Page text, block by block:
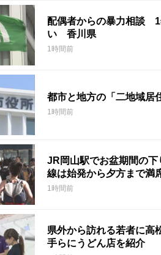
配偶者からの暴力相談
い 香川県
1時間前
都市と地方の「二地域
1時間前
JR岡山駅でお盆期間の
線は始発から夕方まで満
1時間前
県外から訪れる若者に
手らにうどん店を紹介